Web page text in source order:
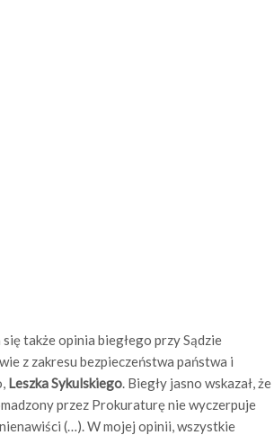
także opinia biegłego przy Sądzie
z zakresu bezpieczeństwa państwa i
Leszka Sykulskiego. Biegły jasno wskazał, że
przez Prokuraturę nie wyczerpuje
(…). W mojej opinii, wszystkie